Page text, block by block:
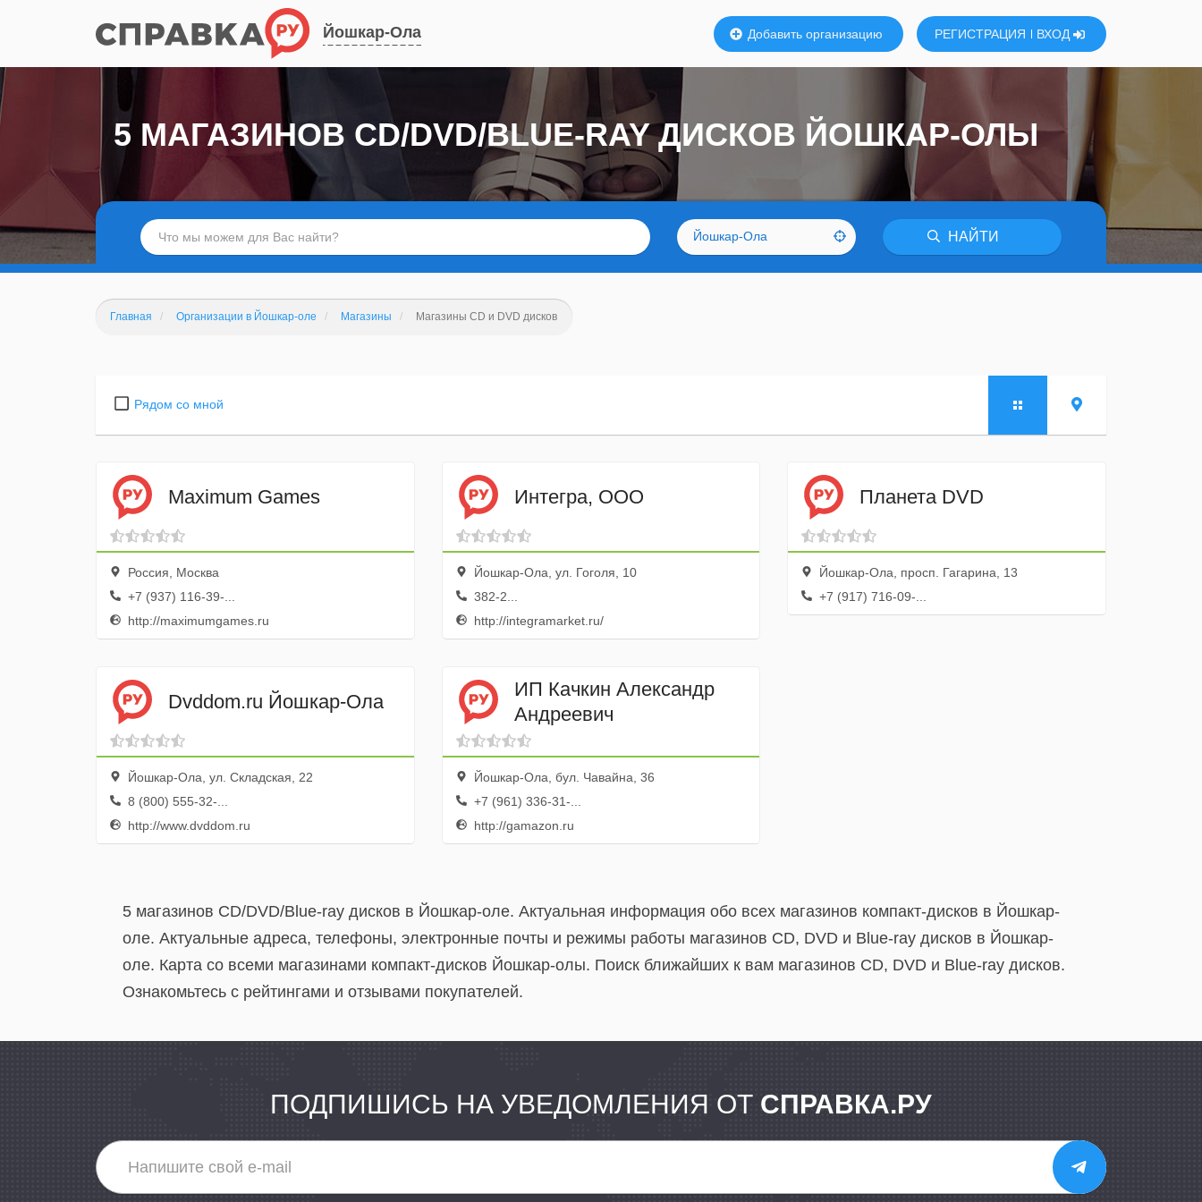
Йошкар-Ола Добавить организацию РЕГИСТРАЦИЯ ВХОД
Йошкар-Ола НАЙТИ
5 МАГАЗИНОВ CD/DVD/BLUE-RAY ДИСКОВ ЙОШКАР-ОЛЫ
Главная Организации в Йошкар-оле Магазины Магазины CD и DVD дисков
Рядом со мной
Maximum Games
Россия, Москва
+7 (937) 116-39-...
http://maximumgames.ru
Интегра, ООО
Йошкар-Ола, ул. Гоголя, 10
382-2...
http://integramarket.ru/
Планета DVD
Йошкар-Ола, просп. Гагарина, 13
+7 (917) 716-09-...
Dvddom.ru Йошкар-Ола
Йошкар-Ола, ул. Складская, 22
8 (800) 555-32-...
http://www.dvddom.ru
ИП Качкин Александр
Андреевич
Йошкар-Ола, бул. Чавайна, 36
+7 (961) 336-31-...
http://gamazon.ru
5 магазинов CD/DVD/Blue-ray дисков в Йошкар-оле. Актуальная информация обо всех магазинов компакт-дисков в Йошкар-
оле. Актуальные адреса, телефоны, электронные почты и режимы работы магазинов CD, DVD и Blue-ray дисков в Йошкар-
оле. Карта со всеми магазинами компакт-дисков Йошкар-олы. Поиск ближайших к вам магазинов CD, DVD и Blue-ray дисков.
Ознакомьтесь с рейтингами и отзывами покупателей.
ПОДПИШИСЬ НА УВЕДОМЛЕНИЯ ОТ СПРАВКА.РУ